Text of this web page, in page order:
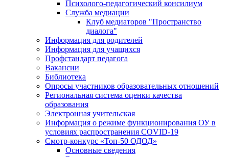
Психолого-педагогический консилиум
Служба медиации
Клуб медиаторов "Пространство
диалога"
Информация для родителей
Информация для учащихся
Профстандарт педагога
Вакансии
Библиотека
Опросы участников образовательных отношений
Региональная система оценки качества
образования
Электронная учительская
Информация о режиме функционирования ОУ в
условиях распространения COVID-19
Смотр-конкурс «Топ-50 ОДОД»
Основные сведения